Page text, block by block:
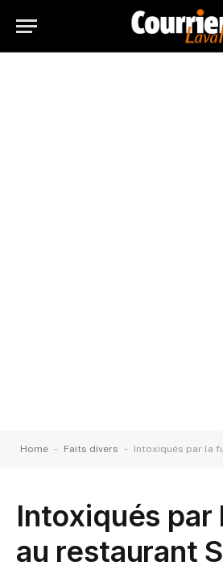
Home - Faits divers - Intoxiqués par la
Intoxiqués par
au restaurant